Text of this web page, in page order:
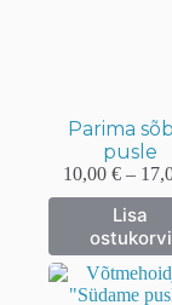
Parima
pusle
10,00 € –
Lisa
ostukorvi
Sellel
tootel
on
mitu